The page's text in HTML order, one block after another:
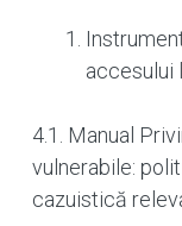
accesului
4.1. Manual
vulnerabile:
cazuistică